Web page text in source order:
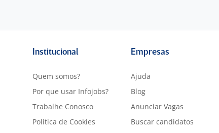
Institucional
Quem somos?
Por que usar Infojobs?
Trabalhe Conosco
Política de Cookies
Empresas
Ajuda
Blog
Anunciar Vagas
Buscar candidatos